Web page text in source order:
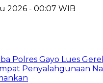
2026 - 00:07 WIB
Polres Gayo Lues
Penyalahgunaan